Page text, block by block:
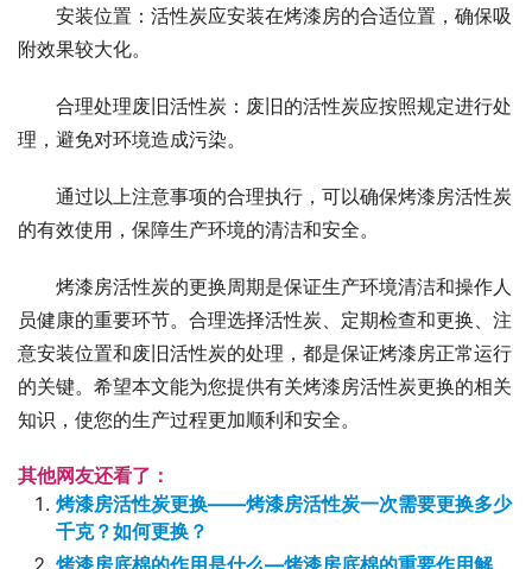
安装位置：活性炭应安装在烤漆房的合适位置，确保吸
附效果较大化。
合理处理废旧活性炭：废旧的活性炭应按照规定进行处
理，避免对环境造成污染。
通过以上注意事项的合理执行，可以确保烤漆房活性炭
的有效使用，保障生产环境的清洁和安全。
烤漆房活性炭的更换周期是保证生产环境清洁和操作人
员健康的重要环节。合理选择活性炭、定期检查和更换、注
意安装位置和废旧活性炭的处理，都是保证烤漆房正常运行
的关键。希望本文能为您提供有关烤漆房活性炭更换的相关
知识，使您的生产过程更加顺利和安全。
其他网友还看了：
烤漆房活性炭更换——烤漆房活性炭一次需要更换多少
千克？如何更换？
烤漆房底棉的作用是什么—烤漆房底棉的重要作用解